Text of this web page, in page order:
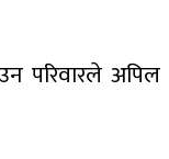
परिवारले अपिल